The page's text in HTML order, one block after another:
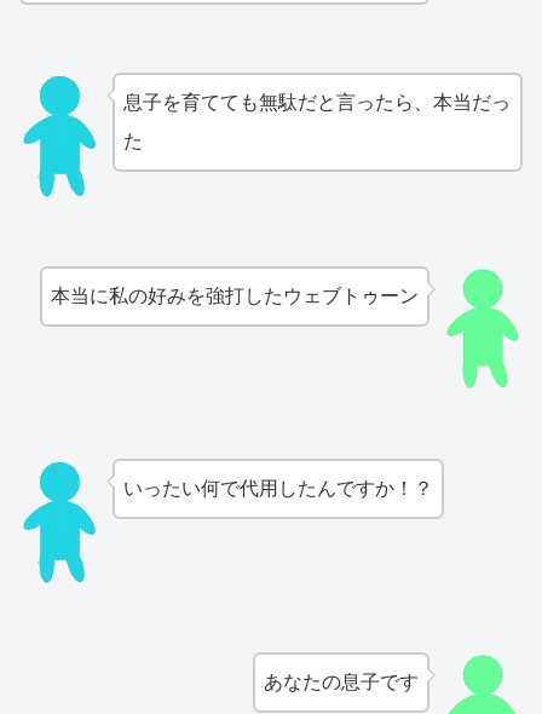
息子を育てても無駄だと言ったら、本当だっ
た
本当に私の好みを強打したウェブトゥーン
いったい何で代用したんですか！？
あなたの息子です